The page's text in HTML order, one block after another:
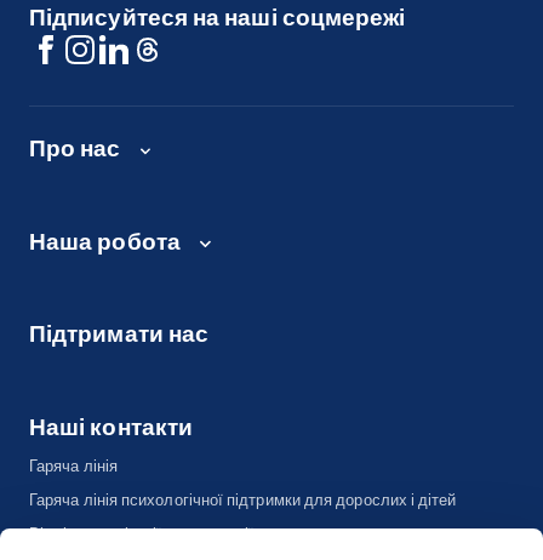
Підписуйтеся на наші соцмережі
Про нас
Наша робота
Підтримати нас
Наші контакти
Гаряча лінія
Гаряча лінія психологічної підтримки для дорослих і дітей
Відділ комунікації та адвокації